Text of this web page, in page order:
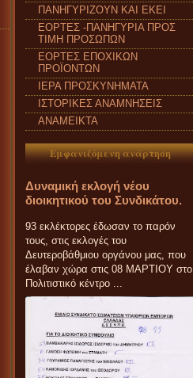
ΠΑΝΗΓΥΡΙΖΟΥΝ ΚΑΙ ΕΚΕΙ
ΕΟΡΤΕΣ -ΠΑΝΗΓΥΡΙΑ ΠΡΟΣ
ΤΙΜΗ ΠΡΟΣΩΠΩΝ
ΕΟΡΤΕΣ ΕΠΟΧΙΚΩΝ
ΠΡΟΪΟΝΤΩΝ
ΙΕΡΑ ΠΡΟΣΚΥΝΗΜΑΤΑ
ΙΣΤΟΡΙΚΕΣ ΑΝΑΜΝΗΣΕΙΣ
ΑΝΑΜΕΙΚΤΑ
Εμφανιζόμενη ανάρτηση
Δυναμική εκλογή νέου
διοικητικού του Συνδικάτου.
93 εκλέκτορες έδωσαν το παρόν
τους, στις εκλογές του
Δευτεροβάθμιου οργάνου μας, που
έλαβαν χώρα στις 08 ΜΑΡΤΙΟΥ στο
Πολιτιστικό κέντρο ...